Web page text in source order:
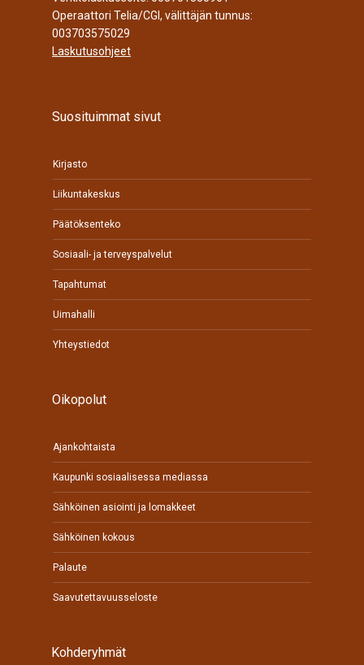
Operaattori Telia/CGI, välittäjän tunnus:
003703575029
Laskutusohjeet
Suosituimmat sivut
Kirjasto
Liikuntakeskus
Päätöksenteko
Sosiaali- ja terveyspalvelut
Tapahtumat
Uimahalli
Yhteystiedot
Oikopolut
Ajankohtaista
Kaupunki sosiaalisessa mediassa
Sähköinen asiointi ja lomakkeet
Sähköinen kokous
Palaute
Saavutettavuusseloste
Kohderyhmät